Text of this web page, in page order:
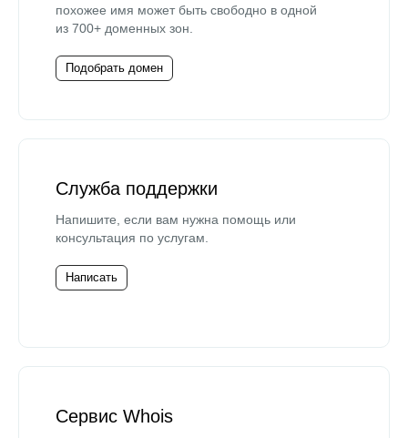
похожее имя может быть свободно в одной
из 700+ доменных зон.
Подобрать домен
Служба поддержки
Напишите, если вам нужна помощь или
консультация по услугам.
Написать
Сервис Whois